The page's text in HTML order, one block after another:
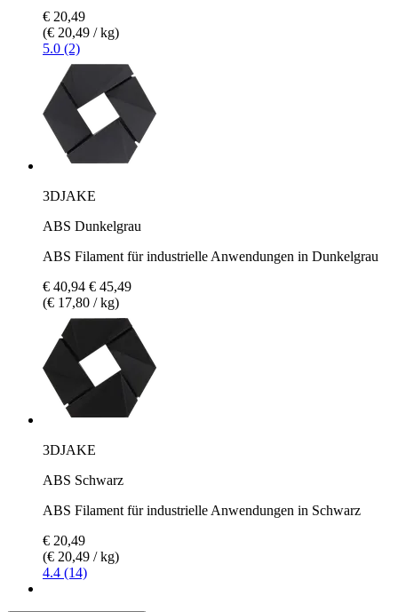
€ 20,49
(€ 20,49 / kg)
5.0 (2)
3DJAKE
ABS Dunkelgrau
ABS Filament für industrielle Anwendungen in Dunkelgrau
€ 40,94 € 45,49
(€ 17,80 / kg)
3DJAKE
ABS Schwarz
ABS Filament für industrielle Anwendungen in Schwarz
€ 20,49
(€ 20,49 / kg)
4.4 (14)